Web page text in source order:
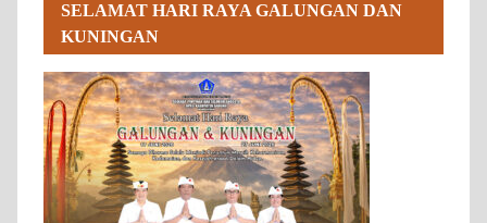
SELAMAT HARI RAYA GALUNGAN DAN
KUNINGAN